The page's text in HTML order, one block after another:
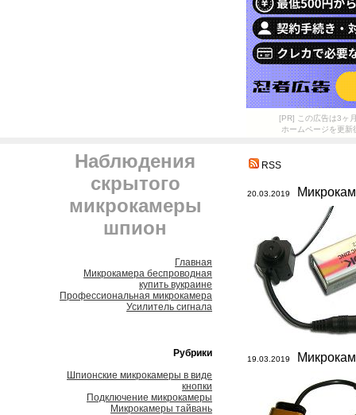
[PR] この広告は3ヶ
ホームページを更
Наблюдения
скрытого
микрокамеры
шпион
Главная
Микрокамера беспроводная
купить вукраине
Профессиональная микрокамера
Усилитель сигнала
Рубрики
Шпионские микрокамеры в виде
кнопки
Подключение микрокамеры
Микрокамеры тайвань
RSS
20.03.2019
19.03.2019